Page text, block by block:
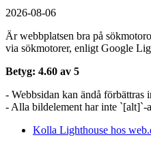
2026-08-06
Är webbplatsen bra på
via sökmotorer, enligt Google
Betyg: 4.60 av 5
- Webbsidan kan ändå förbättras
- Alla bildelement har inte `[alt]`-
Kolla Lighthouse hos